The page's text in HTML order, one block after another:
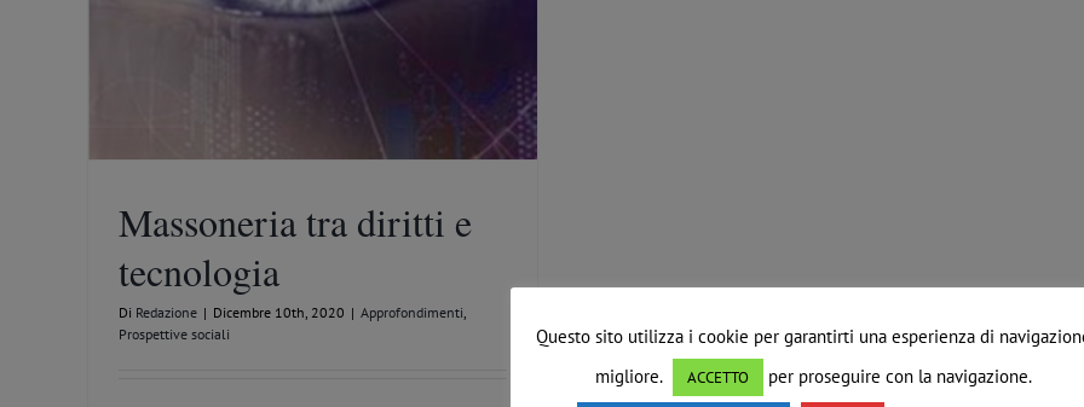
Massoneria tra diritti e
tecnologia
Di Redazione | Dicembre 10th, 2020 | Approfondimenti,
Prospettive sociali
Questo sito utilizza i cookie per garantirti una esperienza di
migliore.
ACCETTO per proseguire con la navigazione.